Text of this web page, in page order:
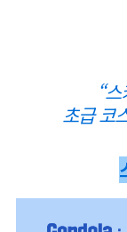
“
초급 코